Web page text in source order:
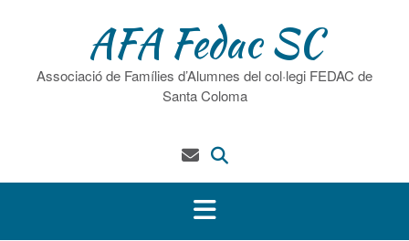
AFA Fedac SC
Associació de Famílies d’Alumnes del col·legi FEDAC de
Santa Coloma